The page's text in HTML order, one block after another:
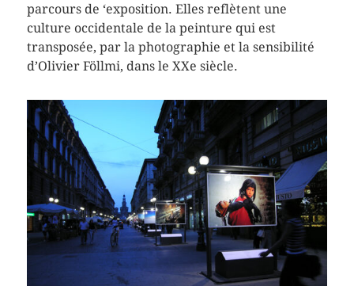
parcours de ‘exposition. Elles reflètent une
culture occidentale de la peinture qui est
transposée, par la photographie et la sensibilité
d’Olivier Föllmi, dans le XXe siècle.